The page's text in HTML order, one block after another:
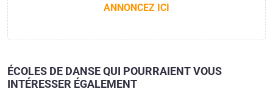
ANNONCEZ ICI
ÉCOLES DE DANSE QUI POURRAIENT VOUS
INTÉRESSER ÉGALEMENT